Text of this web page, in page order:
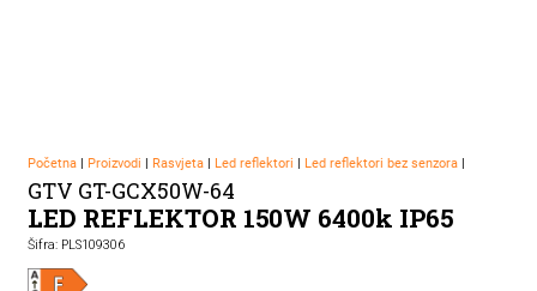
Početna| Proizvodi | Rasvjeta| Led reflektori | Led reflektori bez senzora|
GTV GT-GCX50W-64
LED REFLEKTOR 150W 6400k IP65
Šifra: PLS109306